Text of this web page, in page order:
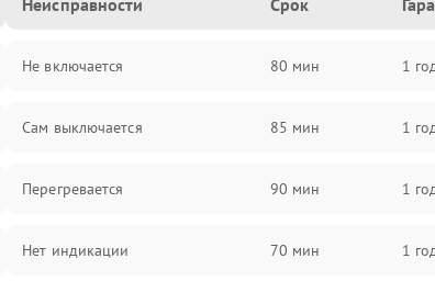
Неисправности Срок
Не включается 80 мин 1
Сам выключается 85 мин 1
Перегревается 90 мин 1
Нет индикации 70 мин 1